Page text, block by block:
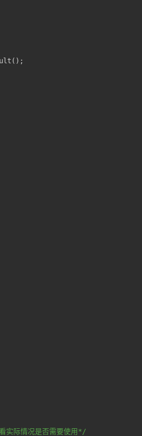
实际情况是否需要使用*/